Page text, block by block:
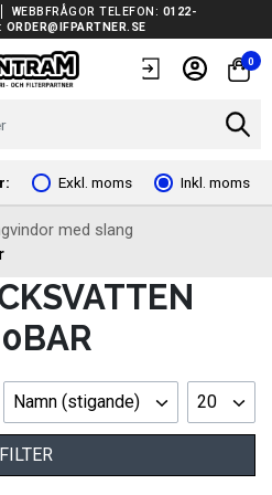
WEBBFRÅGOR TELEFON: 0122-
ORDER@IFPARTNER.SE
0
Exkl. moms Inkl. moms
med slang
Namn (stigande) 20
FILTER